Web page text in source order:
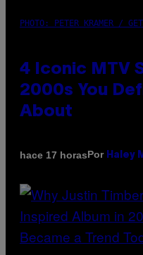
PHOTO: PETER KRAMER /
4 Iconic MTV
2000s You
About
hace 17 horasPor Haley